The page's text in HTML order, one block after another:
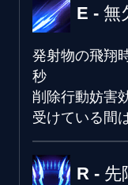
E - 無
発射物の飛翔
秒
削除行動妨害
受けている間
R - 先